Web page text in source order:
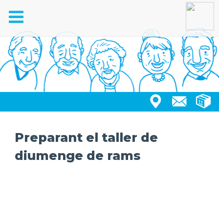
Toggle
navigation
Preparant el taller de
diumenge de rams